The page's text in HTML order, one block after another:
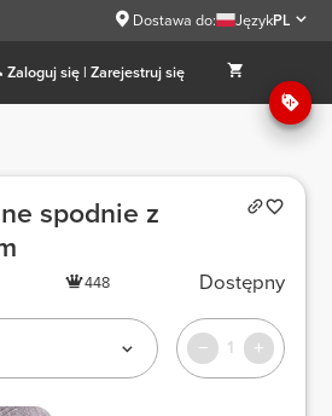
Dostawa do: JęzykPL
Zaloguj się | Zarejestruj się
spodnie z
448 Dostępny
1